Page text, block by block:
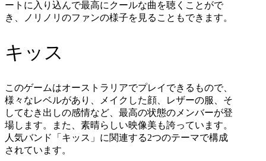
ートに入り込んで最高にクールな曲を聴くことがで
き、ノリノリのファンの様子を見ることもできます。
キッス
このゲームはオーストラリアでプレイできるもので、
様々なレベルがあり、メイクした顔、レザーの服、そ
してむき出しの感情など、最高の状態のメンバーが登
場します。また、素晴らしい映像美も誇っています。
人気バンド「キッス」に関連する2つのテーマで構成
されています。